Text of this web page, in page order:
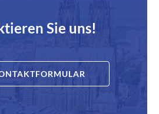
Sie uns!